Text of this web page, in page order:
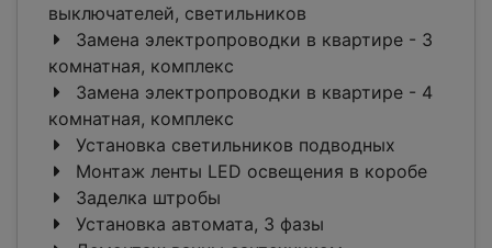
выключателей, светильников
Замена электропроводки в квартире - 3
комнатная, комплекс
Замена электропроводки в квартире - 4
комнатная, комплекс
Установка светильников подводных
Монтаж ленты LED освещения в коробе
Заделка штробы
Установка автомата, 3 фазы